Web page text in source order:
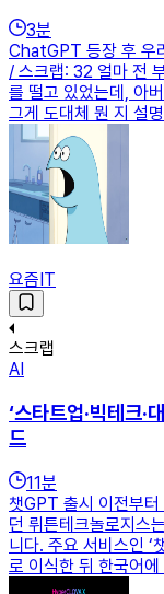
3분
ChatGPT 등장 후 우
/ 스크랩: 32 얼마 전
를 떨고 있었는데, 아
그게 도대체 뭔 지 설
요즘IT
스크랩
AI
‘스타트업·빅테크·
드
11분
챗GPT 출시 이전부
던 뤼튼테크놀로지스
니다. 주요 서비스인
로 이식한 뒤 한국어